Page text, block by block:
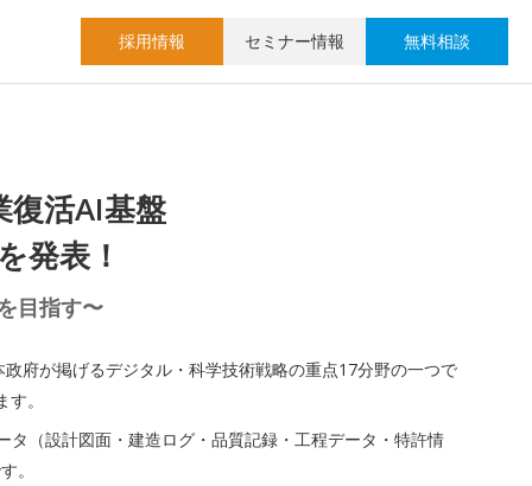
採用情報 セミナー情報 無料相談
復活AI基盤
発表！
目指す〜
府が掲げるデジタル・科学技術戦略の重点17分野の一つで
。
（設計図面・建造ログ・品質記録・工程データ・特許情
。